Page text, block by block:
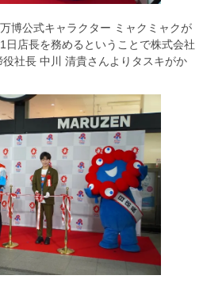
博公式キャラクター ミャクミャクが
日店長を務めるということで株式会社
社長 中川 清貴さんよりタスキがか